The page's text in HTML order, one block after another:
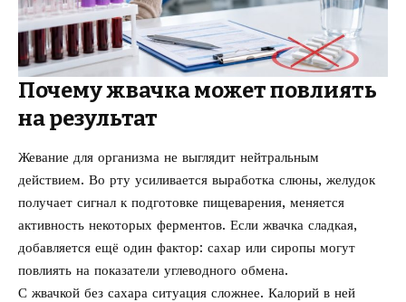
Почему жвачка может повлиять
на результат
Жевание для организма не выглядит нейтральным
действием. Во рту усиливается выработка слюны, желудок
получает сигнал к подготовке пищеварения, меняется
активность некоторых ферментов. Если жвачка сладкая,
добавляется ещё один фактор: сахар или сиропы могут
повлиять на показатели углеводного обмена.
С жвачкой без сахара ситуация сложнее. Калорий в ней